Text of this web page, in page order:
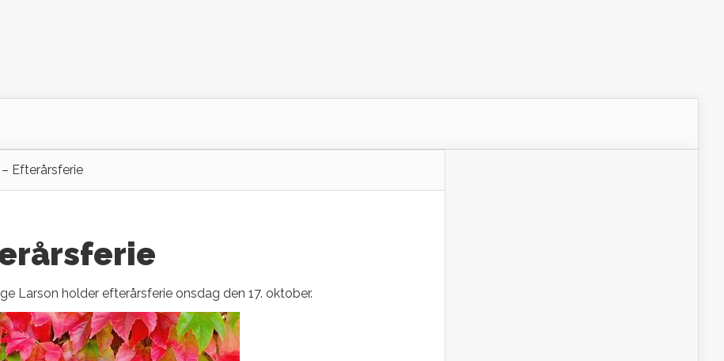
Efterårsferie
Larson holder efterårsferie onsdag den 17. oktober.